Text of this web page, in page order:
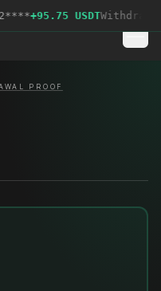
+95.75 USDTWithdrawn
PROOF